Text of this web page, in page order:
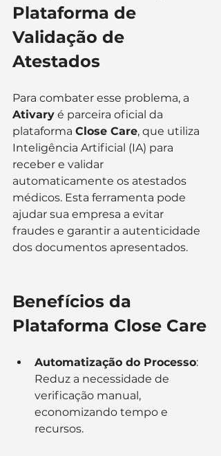
Plataforma de
Validação de
Atestados
Para combater esse problema, a
Ativary é parceira oficial da
plataforma Close Care, que utiliza
Inteligência Artificial (IA) para
receber e validar
automaticamente os atestados
médicos. Esta ferramenta pode
ajudar sua empresa a evitar
fraudes e garantir a autenticidade
dos documentos apresentados.
Benefícios da
Plataforma Close Care
Automatização do Processo:
Reduz a necessidade de
verificação manual,
economizando tempo e
recursos.